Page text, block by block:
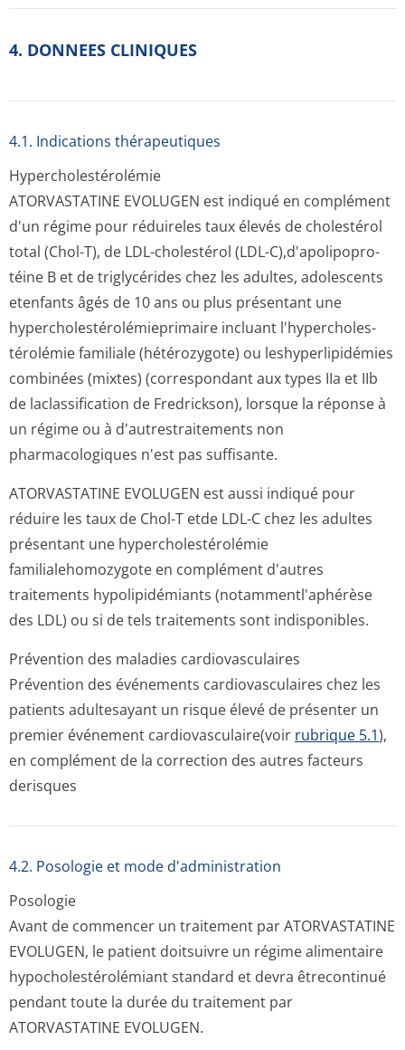
4. DONNEES CLINIQUES
4.1. Indications thérapeutiques
Hypercholesté­rolémie
ATORVASTATINE EVOLUGEN est indiqué en complément
d'un régime pour réduireles taux élevés de cholestérol
total (Chol-T), de LDL-cholestérol (LDL-C),d'apolipopro­
téine B et de triglycérides chez les adultes, adolescents
etenfants âgés de 10 ans ou plus présentant une
hypercholesté­rolémieprimai­re incluant l'hypercholes­
térolémie familiale (hétérozygote) ou leshyperlipidémies
combinées (mixtes) (correspondant aux types IIa et IIb
de laclassification de Fredrickson), lorsque la réponse à
un régime ou à d'autrestraitements non
pharmacologiques n'est pas suffisante.
ATORVASTATINE EVOLUGEN est aussi indiqué pour
réduire les taux de Chol-T etde LDL-C chez les adultes
présentant une hypercholesté­rolémie
familialehomozygote en complément d'autres
traitements hypolipidémiants (notammentl'ap­hérèse
des LDL) ou si de tels traitements sont indisponibles.
Prévention des maladies cardiovasculaires
Prévention des événements cardiovasculaires chez les
patients adultesayant un risque élevé de présenter un
premier événement cardiovascula­ire(voir rubrique 5.1),
en complément de la correction des autres facteurs
derisques
4.2. Posologie et mode d'administration
Posologie
Avant de commencer un traitement par ATORVASTATINE
EVOLUGEN, le patient doitsuivre un régime alimentaire
hypocholestéro­lémiant standard et devra êtrecontinué
pendant toute la durée du traitement par
ATORVASTATINE EVOLUGEN.